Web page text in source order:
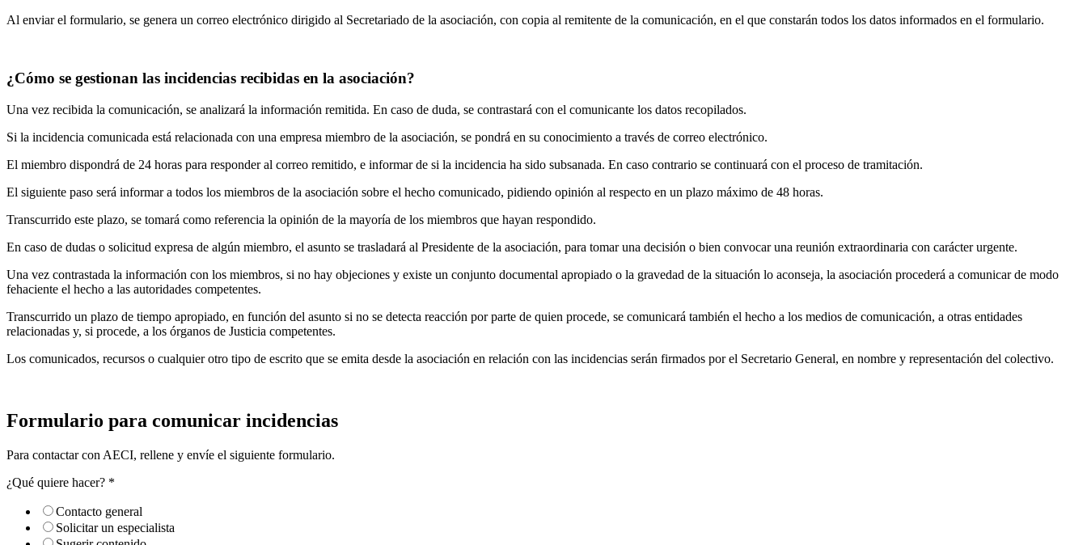
Al enviar el formulario, se genera un correo electrónico dirigido al Secretariado de la asociación, con copia al remitente de la comunicación, en el que constarán todos los datos informados en el formulario.
¿Cómo se gestionan las incidencias recibidas en la asociación?
Una vez recibida la comunicación, se analizará la información remitida. En caso de duda, se contrastará con el comunicante los datos recopilados.
Si la incidencia comunicada está relacionada con una empresa miembro de la asociación, se pondrá en su conocimiento a través de correo electrónico.
El miembro dispondrá de 24 horas para responder al correo remitido, e informar de si la incidencia ha sido subsanada. En caso contrario se continuará con el proceso de tramitación.
El siguiente paso será informar a todos los miembros de la asociación sobre el hecho comunicado, pidiendo opinión al respecto en un plazo máximo de 48 horas.
Transcurrido este plazo, se tomará como referencia la opinión de la mayoría de los miembros que hayan respondido.
En caso de dudas o solicitud expresa de algún miembro, el asunto se trasladará al Presidente de la asociación, para tomar una decisión o bien convocar una reunión extraordinaria con carácter urgente.
Una vez contrastada la información con los miembros, si no hay objeciones y existe un conjunto documental apropiado o la gravedad de la situación lo aconseja, la asociación procederá a comunicar de modo
fehaciente el hecho a las autoridades competentes.
Transcurrido un plazo de tiempo apropiado, en función del asunto si no se detecta reacción por parte de quien procede, se comunicará también el hecho a los medios de comunicación, a otras entidades
relacionadas y, si procede, a los órganos de Justicia competentes.
Los comunicados, recursos o cualquier otro tipo de escrito que se emita desde la asociación en relación con las incidencias serán firmados por el Secretario General, en nombre y representación del colectivo.
Formulario para comunicar incidencias
Para contactar con AECI, rellene y envíe el siguiente formulario.
¿Qué quiere hacer? *
Contacto general
Solicitar un especialista